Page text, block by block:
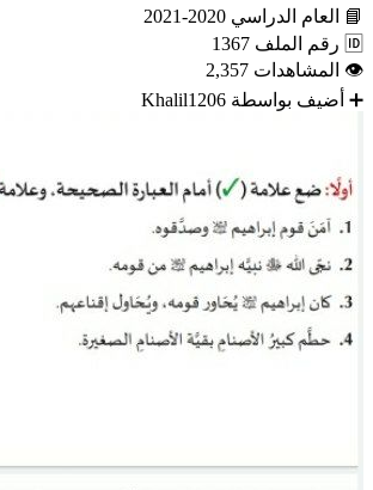
📘 العام الدراسي 2020-2021
🆔 رقم الملف 1367
👁 المشاهدات 2,357
➕ أضيف بواسطة Khalil1206